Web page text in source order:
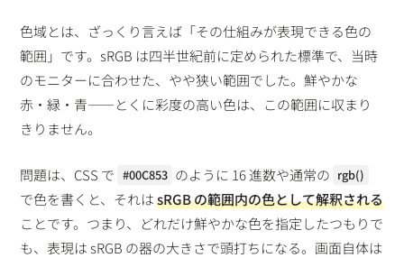
色域とは、ざっくり言えば「その仕組みが表現できる色の
範囲」です。sRGB は四半世紀前に定められた標準で、当時
のモニターに合わせた、やや狭い範囲でした。鮮やかな
赤・緑・青——とくに彩度の高い色は、この範囲に収まり
きりません。
問題は、CSS で #00C853 のように 16 進数や通常の rgb()
で色を書くと、それはsRGB の範囲内の色として解釈される
ことです。つまり、どれだけ鮮やかな色を指定したつもりで
も、表現は sRGB の器の大きさで頭打ちになる。画面自体は